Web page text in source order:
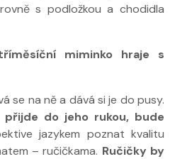
s podložkou a chodidla
miminko hraje s
se na ně a dává si je do pusy.
do jeho rukou, bude
jazykem poznat kvalitu
– ručičkama. Ručičky by